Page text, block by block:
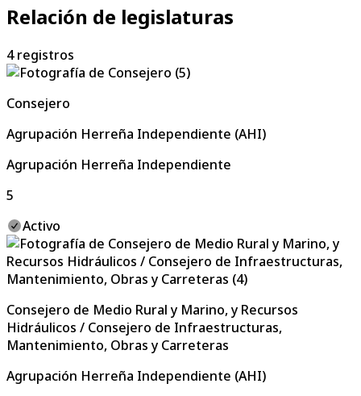
Relación de legislaturas
4 registros
Consejero
Agrupación Herreña Independiente (AHI)
Agrupación Herreña Independiente
5
Activo
Consejero de Medio Rural y Marino, y Recursos
Hidráulicos / Consejero de Infraestructuras,
Mantenimiento, Obras y Carreteras
Agrupación Herreña Independiente (AHI)